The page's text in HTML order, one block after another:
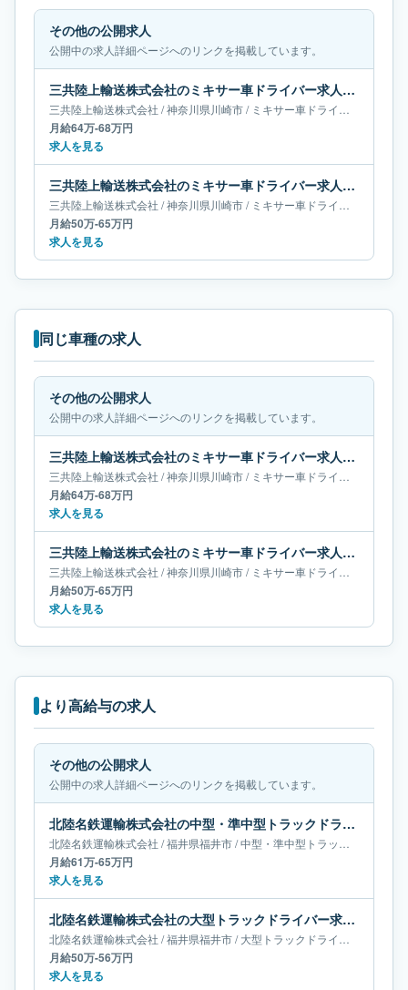
その他の公開求人
公開中の求人詳細ページへのリンクを掲載しています。
三共陸上輸送株式会社のミキサー車ドライバー求人｜神奈川県川崎市｜月給64万-68万円
三共陸上輸送株式会社 /神奈川県川崎市/ ミキサー車ドライバー
月給64万-68万円
求人を見る
三共陸上輸送株式会社のミキサー車ドライバー求人｜神奈川県川崎市｜月給50万-65万円
三共陸上輸送株式会社 /神奈川県川崎市/ ミキサー車ドライバー
月給50万-65万円
求人を見る
同じ車種の求人
その他の公開求人
公開中の求人詳細ページへのリンクを掲載しています。
三共陸上輸送株式会社のミキサー車ドライバー求人｜神奈川県川崎市｜月給64万-68万円
三共陸上輸送株式会社 /神奈川県川崎市/ ミキサー車ドライバー
月給64万-68万円
求人を見る
三共陸上輸送株式会社のミキサー車ドライバー求人｜神奈川県川崎市｜月給50万-65万円
三共陸上輸送株式会社 /神奈川県川崎市/ ミキサー車ドライバー
月給50万-65万円
求人を見る
より高給与の求人
その他の公開求人
公開中の求人詳細ページへのリンクを掲載しています。
北陸名鉄運輸株式会社の中型・準中型トラックドライバー求人｜福井県福井市｜月給61万-65万円
北陸名鉄運輸株式会社 /福井県福井市/中型・準中型トラックドライバー
月給61万-65万円
求人を見る
北陸名鉄運輸株式会社の大型トラックドライバー求人｜福井県福井市｜月給50万-56万円
北陸名鉄運輸株式会社 /福井県福井市/大型トラックドライバー
月給50万-56万円
求人を見る